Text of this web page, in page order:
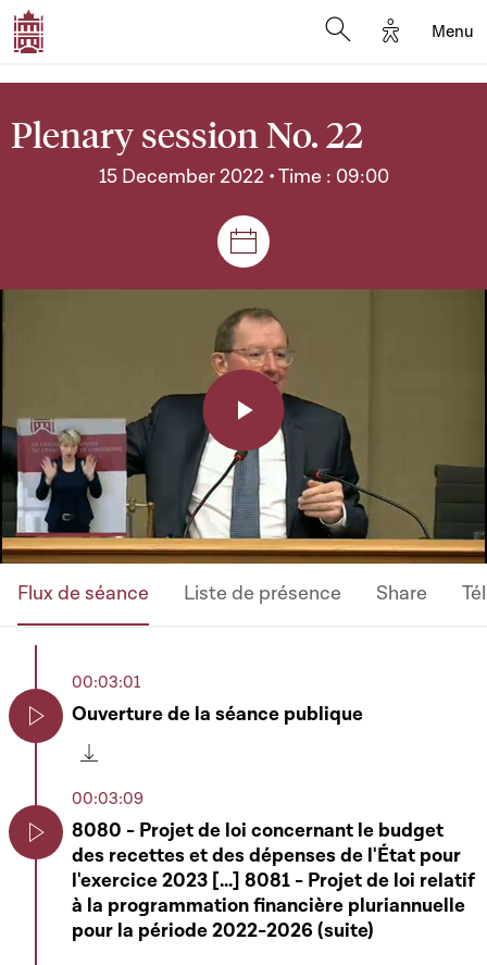
Options
Menu
Plenary session No. 22
15 December 2022 • Time : 09:00
Sessions and meetings
Play
Video
Flux de séance Liste de présence Share
00:03:01
Ouverture de la séance publique
00:03:09
8080 - Projet de loi concernant le budget
des recettes et des dépenses de l'État pour
l'exercice 2023 [...] 8081 - Projet de loi relatif
à la programmation financière pluriannuelle
pour la période 2022-2026 (suite)